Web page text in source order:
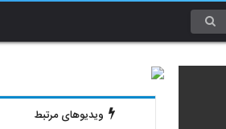
ویدیوهای مرتبط